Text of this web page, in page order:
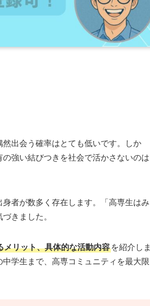
出会う確率はとても低いです。しか
の強い結びつきを社会で活かさないのは
者が数多く存在します。「高専生はみ
きました。
メリット、具体的な活動内容 を紹介しま
学生まで、高専コミュニティを最大限